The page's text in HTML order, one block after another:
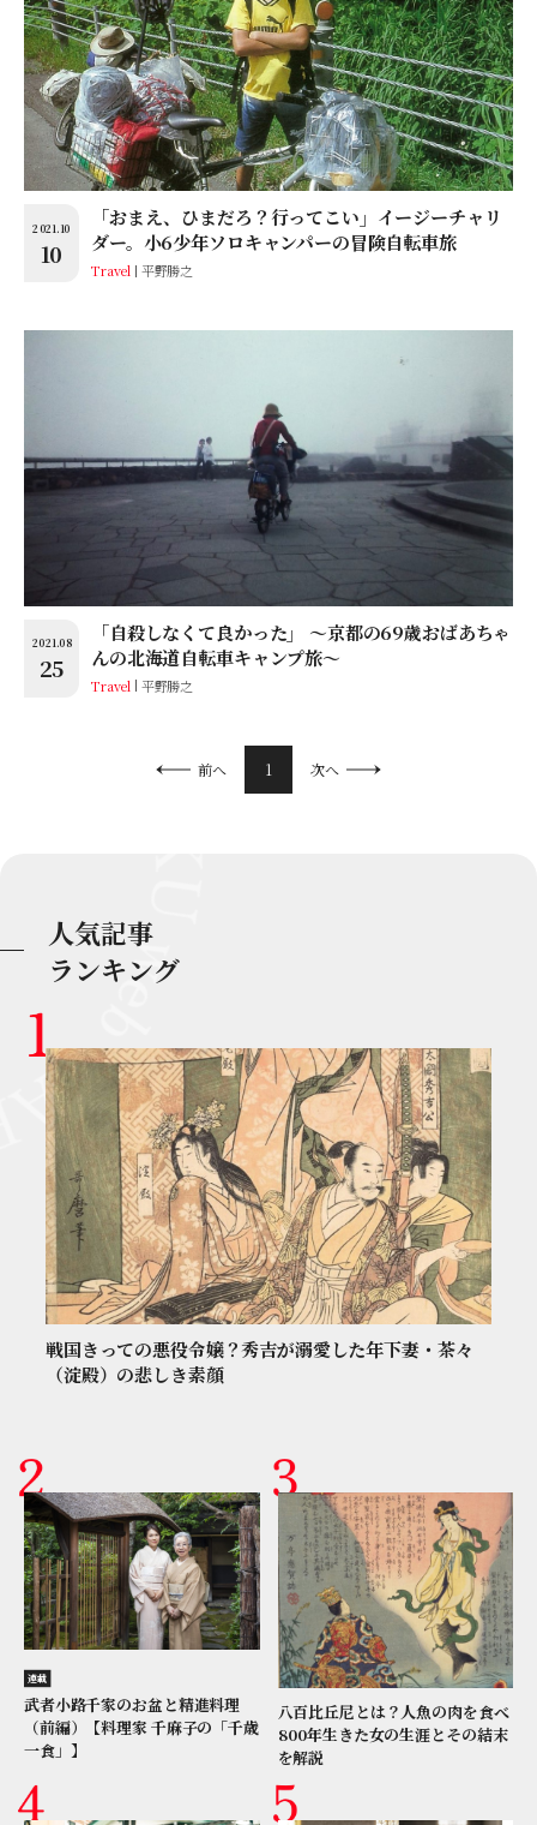
2021.10
10
「おまえ、ひまだろ？行ってこい」イージーチャリ
ダー。小6少年ソロキャンパーの冒険自転車旅
Travel 平野勝之
2021.08
25
「自殺しなくて良かった」 ～京都の69歳おばあちゃ
んの北海道自転車キャンプ旅～
Travel 平野勝之
前へ 1 次へ
人気記事
ランキング
戦国きっての悪役令嬢？秀吉が溺愛した年下妻・茶々
（淀殿）の悲しき素顔
連載
武者小路千家のお盆と精進料理
（前編）【料理家 千麻子の「千歳
一食」】
八百比丘尼とは？人魚の肉を食べ
800年生きた女の生涯とその結末
を解説